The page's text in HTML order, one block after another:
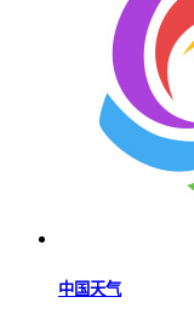
中国天气